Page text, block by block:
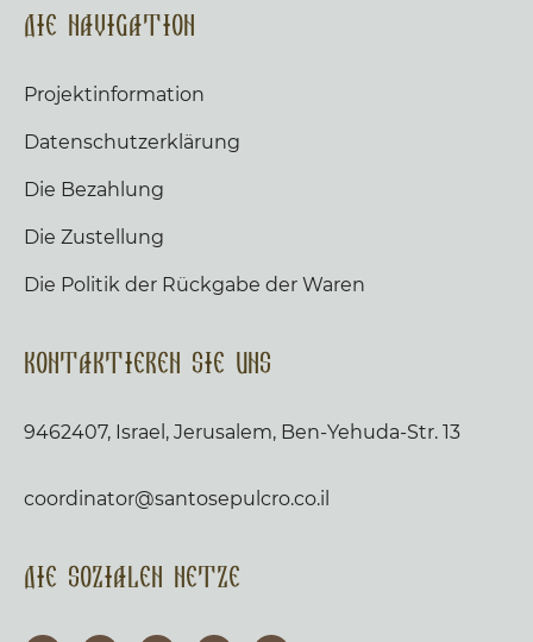
Die Navigation
Projektinformation
Datenschutzerklärung
Die Bezahlung
Die Zustellung
Die Politik der Rückgabe der Waren
Kontaktieren Sie uns
9462407, Israel, Jerusalem, Ben-Yehuda-Str. 13
coordinator@santosepulcro.co.il
Die sozialen Netze